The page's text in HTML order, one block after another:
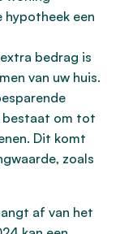
hypotheek een
bedrag is
van uw huis.
bestaat om tot
Dit komt
zoals
af van het